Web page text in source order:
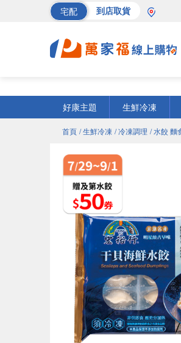
宅配 到店取貨
好康主題
生鮮冷凍
首頁 / 生鮮冷凍 / 冷凍調理 / 水餃 麵